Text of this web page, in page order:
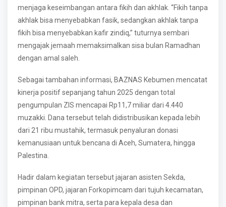
menjaga keseimbangan antara fikih dan akhlak. “Fikih tanpa
akhlak bisa menyebabkan fasik, sedangkan akhlak tanpa
fikih bisa menyebabkan kafir zindiq,” tuturnya sembari
mengajak jemaah memaksimalkan sisa bulan Ramadhan
dengan amal saleh.
Sebagai tambahan informasi, BAZNAS Kebumen mencatat
kinerja positif sepanjang tahun 2025 dengan total
pengumpulan ZIS mencapai Rp11,7 miliar dari 4.440
muzakki. Dana tersebut telah didistribusikan kepada lebih
dari 21 ribu mustahik, termasuk penyaluran donasi
kemanusiaan untuk bencana di Aceh, Sumatera, hingga
Palestina.
Hadir dalam kegiatan tersebut jajaran asisten Sekda,
pimpinan OPD, jajaran Forkopimcam dari tujuh kecamatan,
pimpinan bank mitra, serta para kepala desa dan